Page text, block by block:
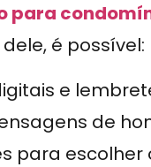
para
é possível:
e
de
para